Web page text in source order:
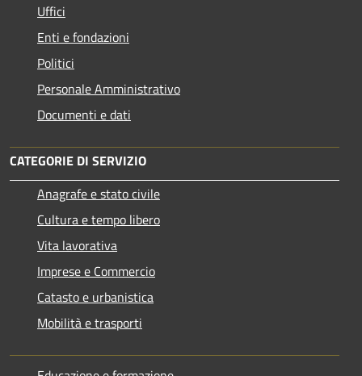
Uffici
Enti e fondazioni
Politici
Personale Amministrativo
Documenti e dati
CATEGORIE DI SERVIZIO
Anagrafe e stato civile
Cultura e tempo libero
Vita lavorativa
Imprese e Commercio
Catasto e urbanistica
Mobilità e trasporti